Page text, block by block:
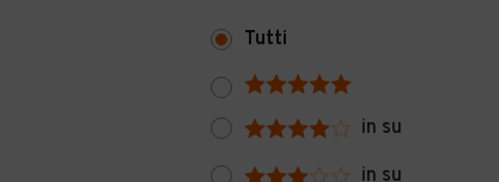
Tutti
in su
in su